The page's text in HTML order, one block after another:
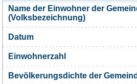
Name der Einwohner der
(Volksbezeichnung)
Datum
Einwohnerzahl
Bevölkerungsdichte der